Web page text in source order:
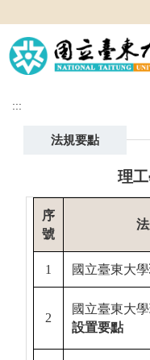
到
主
要
區
:::
法規要點
理
序
號
1 國立臺東大學
2
國立臺東大
設置要點